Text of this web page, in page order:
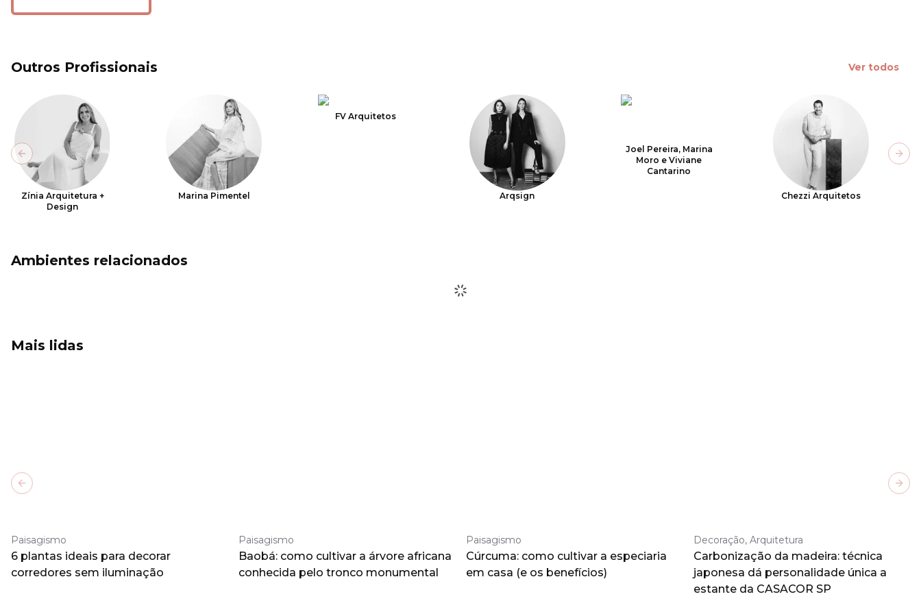
Outros Profissionais Ver todos
Zínia Arquitetura +
Design
Marina Pimentel
FV Arquitetos
Arqsign
Joel Pereira, Marina
Moro e Viviane
Cantarino
Chezzi Arquitetos
Previous slide
Ambientes relacionados
Mais lidas
Paisagismo
6 plantas ideais para decorar
corredores sem iluminação
Paisagismo
Baobá: como cultivar a árvore africana
conhecida pelo tronco monumental
Paisagismo
Cúrcuma: como cultivar a especiaria
em casa (e os benefícios)
Decoração, Arquitetura
Carbonização da madeira: técnica
japonesa dá personalidade única a
estante da CASACOR SP
Previous slide